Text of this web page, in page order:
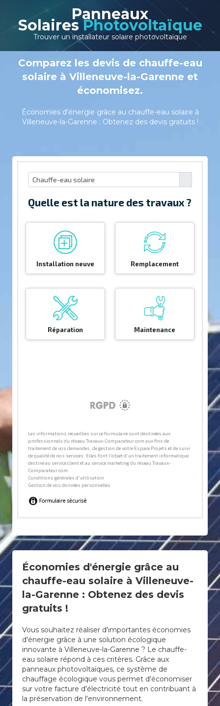
Panneaux
Solaires Photovoltaïque
Trouver un installateur solaire photovoltaïque
Comparez les devis de chauffe-eau
solaire à Villeneuve-la-Garenne et
économisez.
Économies d'énergie grâce au chauffe-eau solaire à
Villeneuve-la-Garenne : Obtenez des devis gratuits !
Économies d'énergie grâce au
chauffe-eau solaire à Villeneuve-
la-Garenne : Obtenez des devis
gratuits !
Vous souhaitez réaliser d'importantes économies
d'énergie grâce à une solution écologique
innovante à Villeneuve-la-Garenne ? Le chauffe-
eau solaire répond à ces critères. Grâce aux
panneaux photovoltaïques, ce système de
chauffage écologique vous permet d'économiser
sur votre facture d'électricité tout en contribuant à
la préservation de l'environnement.